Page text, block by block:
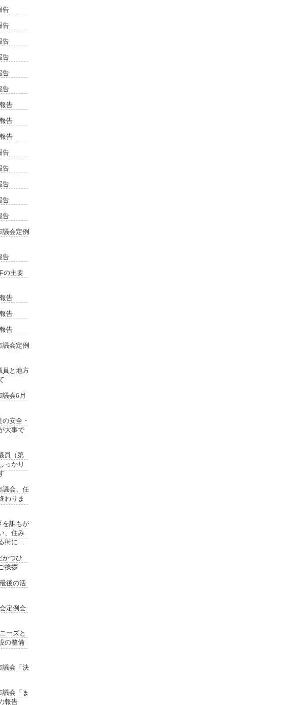
告
告
告
告
告
告
告
告
告
告
告
告
告
告
会定例
告
の主要
告
告
告
会定例
と地方
会6月
安全・
大事で
員（第
っかり
会、任
わりま
誰もが
、住み
街に…
つひ
挨拶
後の活
定例会
ーズと
の整備
会「決
会「ま
報告